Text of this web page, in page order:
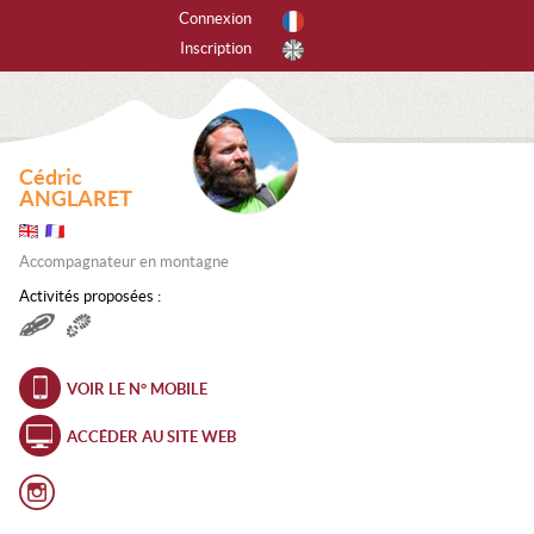
les activités
DE GLACE
Connexion
Inscription
Cédric
ANGLARET
Accompagnateur en montagne
Activités proposées :
VOIR LE N° MOBILE
ACCÉDER AU SITE WEB